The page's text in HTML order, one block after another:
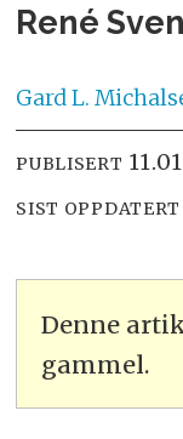
René
Gard L.
PUBLISERT
SIST OPPDATERT
Denne
gammel.